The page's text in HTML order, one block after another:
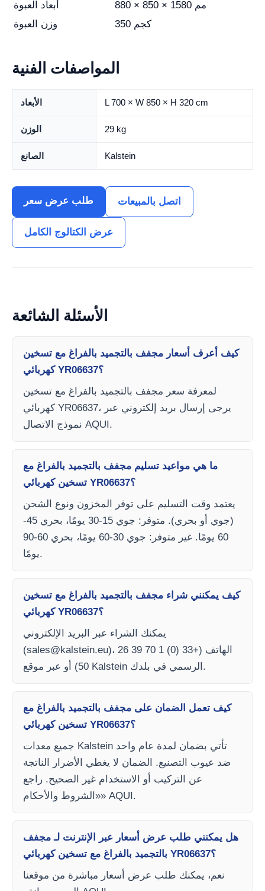
أبعاد العبوة
880 × 850 × 1580 مم
وزن العبوة
350 كجم
المواصفات الفنية
الأبعاد L 700 × W 850 × H 320 cm
الوزن 29 kg
الصانع Kalstein
طلب عرض سعر اتصل بالمبيعات
عرض الكتالوج الكامل
الأسئلة الشائعة
كيف أعرف أسعار مجفف بالتجميد بالفراغ مع تسخين
كهربائي YR06637؟
لمعرفة سعر مجفف بالتجميد بالفراغ مع تسخين
كهربائي YR06637، يرجى إرسال بريد إلكتروني عبر
نموذج الاتصال AQUI.
ما هي مواعيد تسليم مجفف بالتجميد بالفراغ مع
تسخين كهربائي YR06637؟
يعتمد وقت التسليم على توفر المخزون ونوع الشحن
(جوي أو بحري). متوفر: جوي 15-30 يومًا، بحري 45-
60 يومًا. غير متوفر: جوي 30-60 يومًا، بحري 60-90
يومًا.
كيف يمكنني شراء مجفف بالتجميد بالفراغ مع تسخين
كهربائي YR06637؟
يمكنك الشراء عبر البريد الإلكتروني
(sales@kalstein.eu)، الهاتف (+33 (0) 1 70 39 26
50) أو عبر موقع Kalstein الرسمي في بلدك.
كيف تعمل الضمان على مجفف بالتجميد بالفراغ مع
تسخين كهربائي YR06637؟
جميع معدات Kalstein تأتي بضمان لمدة عام واحد
ضد عيوب التصنيع. الضمان لا يغطي الأضرار الناتجة
عن التركيب أو الاستخدام غير الصحيح. راجع
«الشروط والأحكام» AQUI.
هل يمكنني طلب عرض أسعار عبر الإنترنت لـ مجفف
بالتجميد بالفراغ مع تسخين كهربائي YR06637؟
نعم، يمكنك طلب عرض أسعار مباشرة من موقعنا